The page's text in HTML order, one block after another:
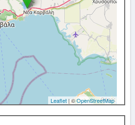
Leaflet | ©OpenStreetMap